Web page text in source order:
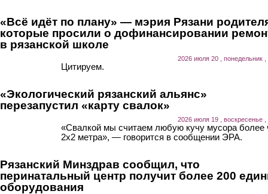
«Всё идёт по плану» — мэрия Рязани
которые просили о дофинансировании
в рязанской школе
2026 июля 20 , понедельник ,
Цитируем.
«Экологический рязанский альянс»
перезапустил «карту свалок»
2026 июля 19 , воскресенье ,
«Свалкой мы считаем любую кучу мусора более
2х2 метра», — говорится в сообщении ЭРА.
Рязанский Минздрав сообщил, что
перинатальный центр получит более 200
оборудования